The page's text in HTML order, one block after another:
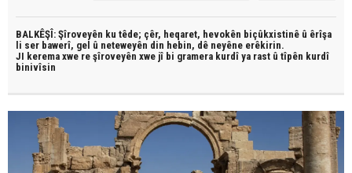
BALKÊŞÎ: Şîroveyên ku têde; çêr, heqaret, hevokên biçûkxistinê û êrîşa
li ser bawerî, gel û neteweyên din hebin, dê neyêne erêkirin.
JI kerema xwe re şîroveyên xwe jî bi gramera kurdî ya rast û tîpên kurdî
binivîsin